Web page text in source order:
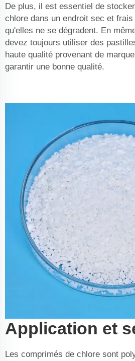
De plus, il est essentiel de
chlore dans un endroit sec et
qu'elles ne se dégradent. En
devez toujours utiliser des
haute qualité provenant de
garantir une bonne qualité.
Application et
Les comprimés de chlore sont